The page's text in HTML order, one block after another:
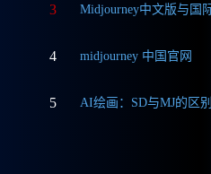
3 Midjourney中文版与国
4 midjourney 中国官网
5 AI绘画：SD与MJ的区